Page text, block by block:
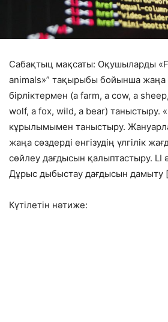
Сабақтыц мақсаты: Оқушыларды
animals»” тақырыбы бойынша жаңа
бірліктермен (a farm, a cow, a
wolf, a fox, wild, a bear) таныстыру.
кұрылымымен таныстыру.
жаңа сөздерді енгізудің үлгілік
сөйлеу дағдысын қалыптастыру. LI
Дұрыс дыбыстау дағдысын дамы­ту
Күтілетін нәтиже: